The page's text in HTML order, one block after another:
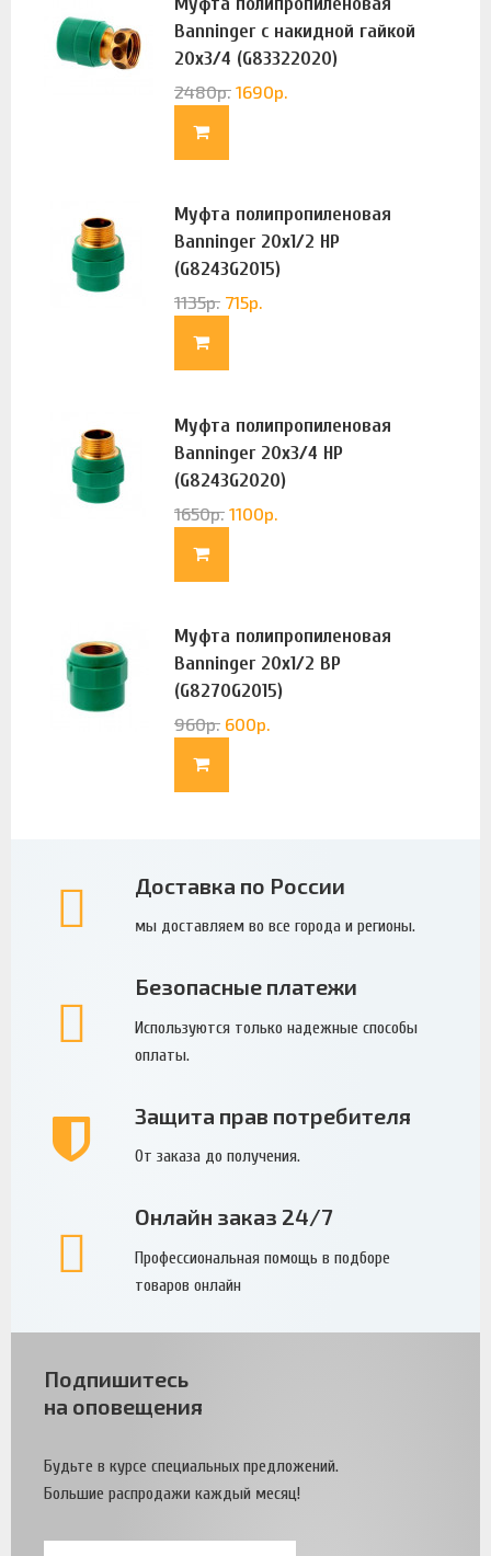
Banninger с накидной гайкой
20х3/4 (G83322020)
2480р. 1690р.
Муфта полипропиленовая
Banninger 20х1/2 НР
(G8243G2015)
1135р. 715р.
Муфта полипропиленовая
Banninger 20х3/4 НР
(G8243G2020)
1650р. 1100р.
Муфта полипропиленовая
Banninger 20х1/2 ВР
(G8270G2015)
960р. 600р.
Доставка по России
мы доставляем во все города и регионы.
Безопасные платежи
Используются только надежные способы
оплаты.
Защита прав потребителя
От заказа до получения.
Онлайн заказ 24/7
Профессиональная помощь в подборе
товаров онлайн
Подпишитесь
на оповещения
Будьте в курсе специальных предложений.
Большие распродажи каждый месяц!